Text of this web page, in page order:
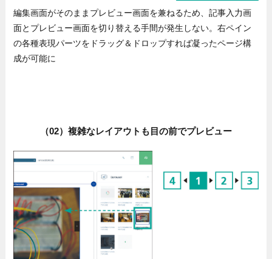
編集画面がそのままプレビュー画面を兼ねるため、記事入力画
面とプレビュー画面を切り替える手間が発生しない。右ペイン
の各種表現パーツをドラッグ＆ドロップすれば凝ったページ構
成が可能に
（02）複雑なレイアウトも目の前でプレビュー